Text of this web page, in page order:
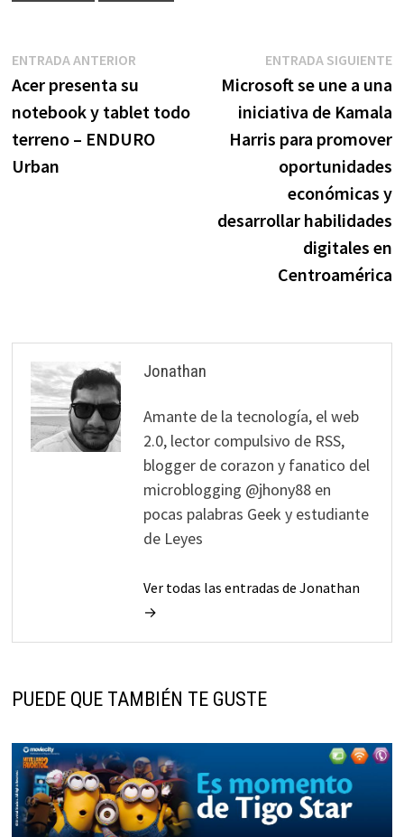
Navegación
de
entradas
ENTRADA ANTERIOREntrada
anterior:
Acer presenta su
notebook y tablet todo
terreno – ENDURO
Urban
ENTRADA SIGUIENTE
Microsoft se une a una
iniciativa de Kamala
Harris para promover
oportunidades
económicas y
desarrollar habilidades
digitales en
Centroamérica
Jonathan
Amante de la tecnología, el web
2.0, lector compulsivo de RSS,
blogger de corazon y fanatico del
microblogging @jhony88 en
pocas palabras Geek y estudiante
de Leyes
Ver todas las entradas de Jonathan
→
PUEDE QUE TAMBIÉN TE GUSTE